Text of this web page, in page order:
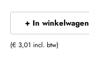
+ In winkelwagen
(€ 3,01 incl. btw)